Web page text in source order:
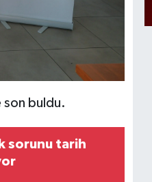
son buldu.
sorunu tarih